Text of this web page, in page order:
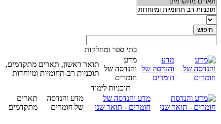
בתי ספר ומחלקות
מדע
והנדסה של
חומרים
מדע
והנדסה של
חומרים
תואר ראשון, תארים מתקדמים,
תוכניות רב-תחומיות ומיוחדות
תוכניות לימוד
מדע והנדסה של
חומרים - תואר שני
מדע והנדסה
של חומרים
תארים
מתקדמים